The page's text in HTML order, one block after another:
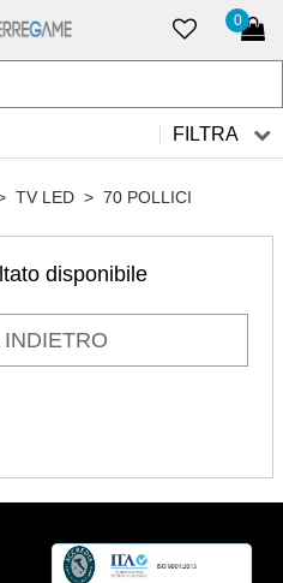
0
FILTRA
TV LED > 70 POLLICI
disponibile